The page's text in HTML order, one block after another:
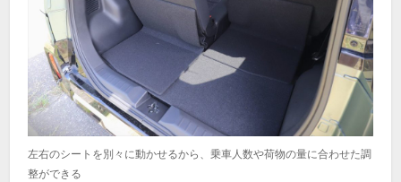
左右のシートを別々に動かせるから、乗車人数や荷物の量に合わせた調
整ができる